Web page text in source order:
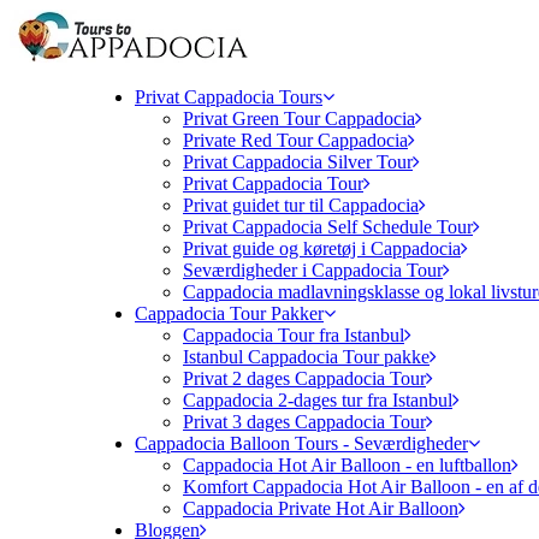
Privat Cappadocia Tours
Privat Green Tour Cappadocia
Private Red Tour Cappadocia
Privat Cappadocia Silver Tour
Privat Cappadocia Tour
Privat guidet tur til Cappadocia
Privat Cappadocia Self Schedule Tour
Privat guide og køretøj i Cappadocia
Seværdigheder i Cappadocia Tour
Cappadocia madlavningsklasse og lokal
Cappadocia Tour Pakker
Cappadocia Tour fra Istanbul
Istanbul Cappadocia Tour pakke
Privat 2 dages Cappadocia Tour
Cappadocia 2-dages tur fra Istanbul
Privat 3 dages Cappadocia Tour
Cappadocia Balloon Tours - Seværdigheder
Cappadocia Hot Air Balloon - en luftballon
Komfort Cappadocia Hot Air Balloon - en af
Cappadocia Private Hot Air Balloon
Bloggen